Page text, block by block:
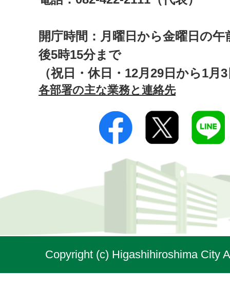
開庁時間：月曜日から金曜日の午
後5時15分まで
（祝日・休日・12月29日から1月
各部署の主な業務と連絡先
Copyright (c) Higashihiroshima City